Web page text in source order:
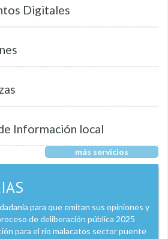
Digitales
Información local
más servicios
para que emitan sus opiniones y
de deliberación pública 2025
para el río malacatos sector puente